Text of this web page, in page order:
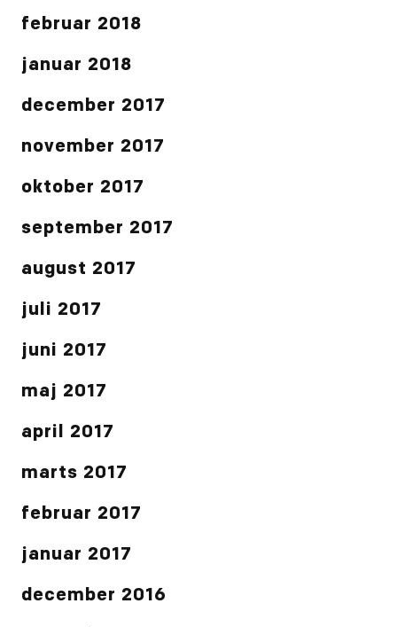
februar 2018
januar 2018
december 2017
november 2017
oktober 2017
september 2017
august 2017
juli 2017
juni 2017
maj 2017
april 2017
marts 2017
februar 2017
januar 2017
december 2016